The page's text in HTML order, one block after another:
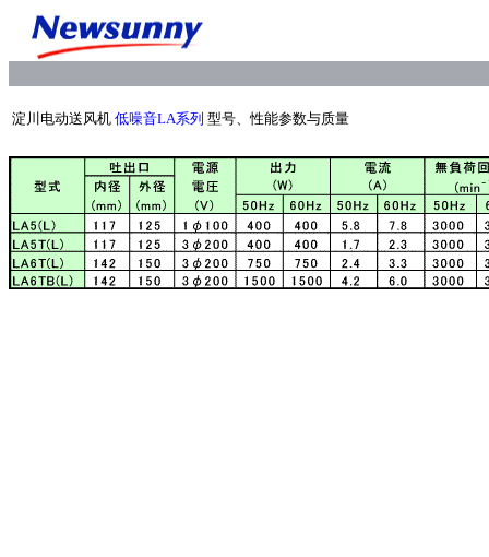
淀川电动送风机 低噪音LA系列 型号、性能参数与质量